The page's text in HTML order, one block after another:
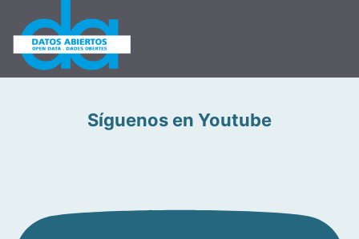
Síguenos en Youtube